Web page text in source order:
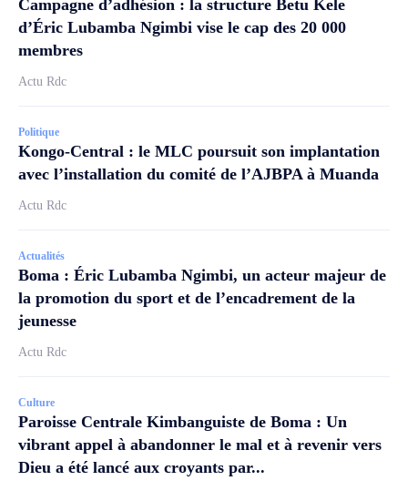
Campagne d’adhésion : la structure Betu Kele
d’Éric Lubamba Ngimbi vise le cap des 20 000
membres
Actu Rdc
Politique
Kongo-Central : le MLC poursuit son implantation
avec l’installation du comité de l’AJBPA à Muanda
Actu Rdc
Actualités
Boma : Éric Lubamba Ngimbi, un acteur majeur de
la promotion du sport et de l’encadrement de la
jeunesse
Actu Rdc
Culture
Paroisse Centrale Kimbanguiste de Boma : Un
vibrant appel à abandonner le mal et à revenir vers
Dieu a été lancé aux croyants par...